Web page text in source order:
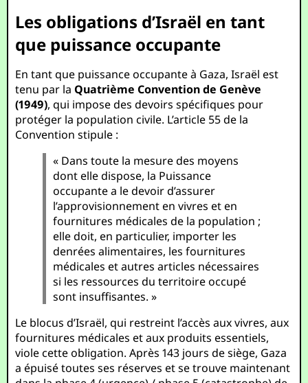
Les obligations d’Israël en tant
que puissance occupante
En tant que puissance occupante à Gaza, Israël est
tenu par laQuatrième Convention de Genève
(1949), qui impose des devoirs spécifiques pour
protéger la population civile. L’article 55 de la
Convention stipule :
« Dans toute la mesure des moyens
dont elle dispose, la Puissance
occupante a le devoir d’assurer
l’approvisionnement en vivres et en
fournitures médicales de la population ;
elle doit, en particulier, importer les
denrées alimentaires, les fournitures
médicales et autres articles nécessaires
si les ressources du territoire occupé
sont insuffisantes. »
Le blocus d’Israël, qui restreint l’accès aux vivres, aux
fournitures médicales et aux produits essentiels,
viole cette obligation. Après 143 jours de siège, Gaza
a épuisé toutes ses réserves et se trouve maintenant